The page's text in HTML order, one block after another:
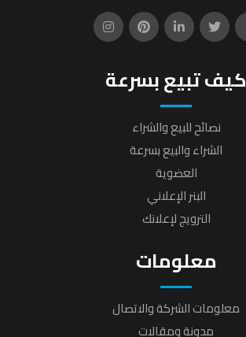
كيف تبيع بسرعة
نصائح للبيع والشراء
الشراء والبيع بسرعة
العضوية
البنر الإعلاني
الترويج لإعلانك
معلومات
معلومات الشركة والاتصال
مدونة ومقالات